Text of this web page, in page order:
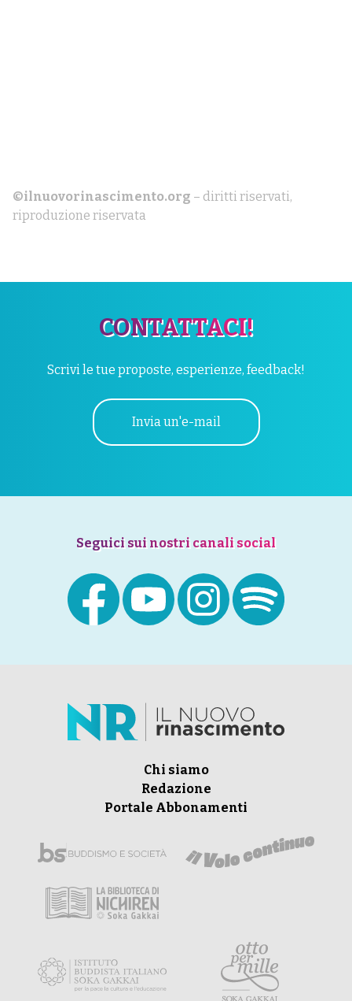
©ilnuovorinascimento.org – diritti riservati,
riproduzione riservata
CONTATTACI!
Scrivi le tue proposte, esperienze, feedback!
Invia un'e-mail
Seguici sui nostri canali social
Chi siamo
Redazione
Portale Abbonamenti